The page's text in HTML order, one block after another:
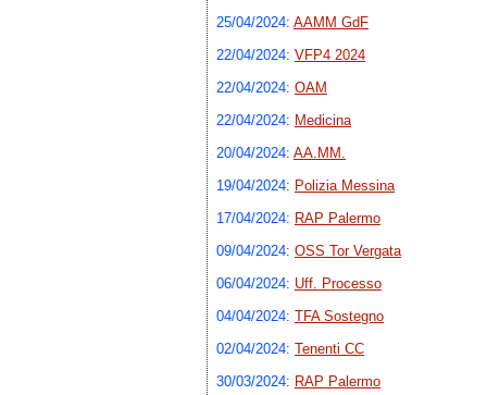
25/04/2024: AAMM GdF
22/04/2024: VFP4 2024
22/04/2024: OAM
22/04/2024: Medicina
20/04/2024: AA.MM.
19/04/2024: Polizia Messina
17/04/2024: RAP Palermo
09/04/2024: OSS Tor Vergata
06/04/2024: Uff. Processo
04/04/2024: TFA Sostegno
02/04/2024: Tenenti CC
30/03/2024: RAP Palermo